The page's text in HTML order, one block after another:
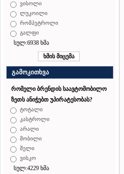
ვისოლი
ლუკოილი
რომპეტროლი
გალფი
სულ:6938 ხმა
გამოკითხვა
რომელი ბრენდის საავტომობილო
ზეთს ანიჭებთ უპირატესობას?
ტოტალი
კასტროლი
არალი
მობილი
შელი
ვისკო
სულ:4229 ხმა